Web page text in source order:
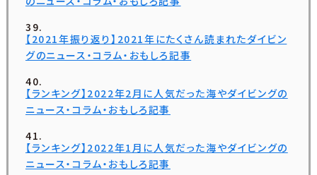
【2021年振り返り】2021年にたくさん読まれたダイビン
グのニュース・コラム・おもしろ記事
【ランキング】2022年2月に人気だった海やダイビングの
ニュース・コラム・おもしろ記事
【ランキング】2022年1月に人気だった海やダイビングの
ニュース・コラム・おもしろ記事